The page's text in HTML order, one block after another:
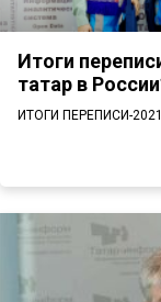
Итоги
татар в
ИТОГИ ПЕРЕПИСИ-2021